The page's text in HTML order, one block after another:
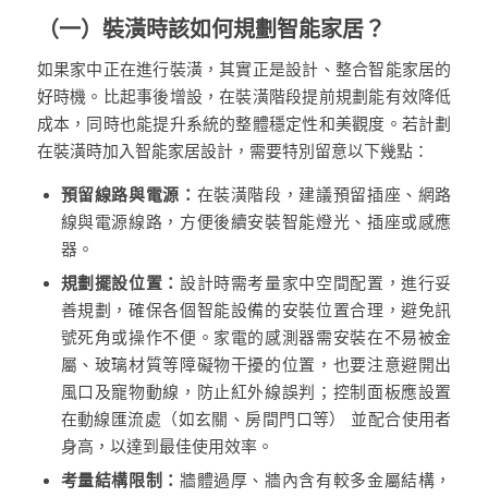
（一）裝潢時該如何規劃智能家居？
如果家中正在進行裝潢，其實正是設計、整合智能家居的
好時機。比起事後增設，在裝潢階段提前規劃能有效降低
成本，同時也能提升系統的整體穩定性和美觀度。若計劃
在裝潢時加入智能家居設計，需要特別留意以下幾點：
預留線路與電源： 在裝潢階段，建議預留插座、網路
線與電源線路，方便後續安裝智能燈光、插座或感應
器。
規劃擺設位置： 設計時需考量家中空間配置，進行妥
善規劃，確保各個智能設備的安裝位置合理，避免訊
號死角或操作不便。家電的感測器需安裝在不易被金
屬、玻璃材質等障礙物干擾的位置，也要注意避開出
風口及寵物動線，防止紅外線誤判；控制面板應設置
在動線匯流處（如玄關、房間門口等） 並配合使用者
身高，以達到最佳使用效率。
考量結構限制： 牆體過厚、牆內含有較多金屬結構，